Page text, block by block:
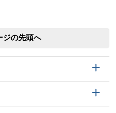
ジの先頭へ